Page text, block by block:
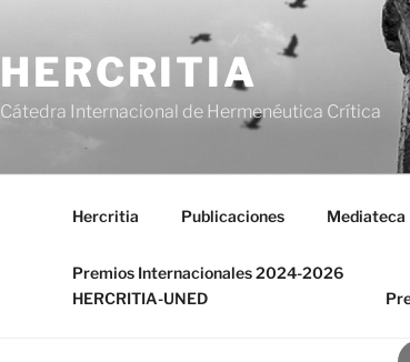
HERCRITIA
Cátedra Internacional de Hermenéutica Crítica
Hercritia Publicaciones Mediateca
Premios Internacionales 2024-2026
HERCRITIA-UNED